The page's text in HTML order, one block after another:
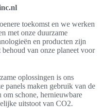
toekomst en we werken
met onze duurzame
en producten zijn
van onze planeet voor
oplossingen is ons
panels maken gebruik van de
schone, hernieuwbare
uitstoot van CO2.